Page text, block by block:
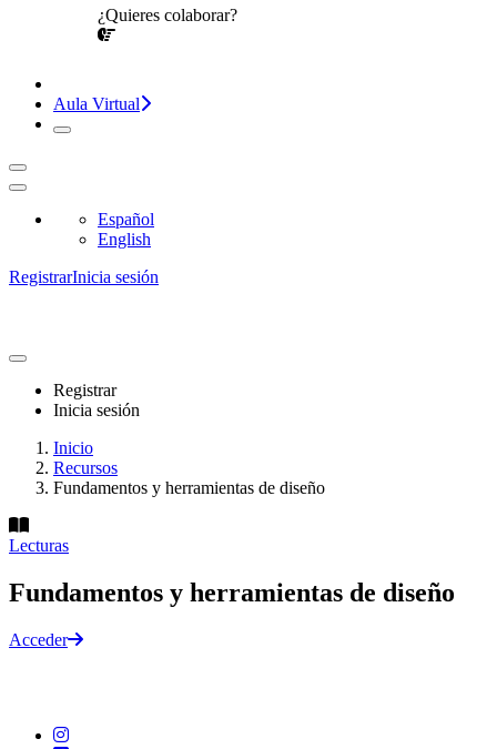
¿Quieres colaborar?
Aula Virtual
Español
English
RegistrarInicia sesión
Registrar
Inicia sesión
Inicio
Recursos
Fundamentos y herramientas de diseño
Lecturas
Fundamentos y herramientas de diseño
Acceder